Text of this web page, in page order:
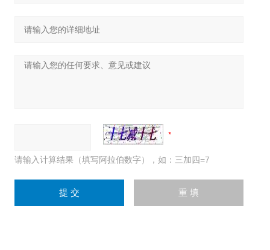
请输入计算结果（填写阿拉伯数字），如：三加四=7